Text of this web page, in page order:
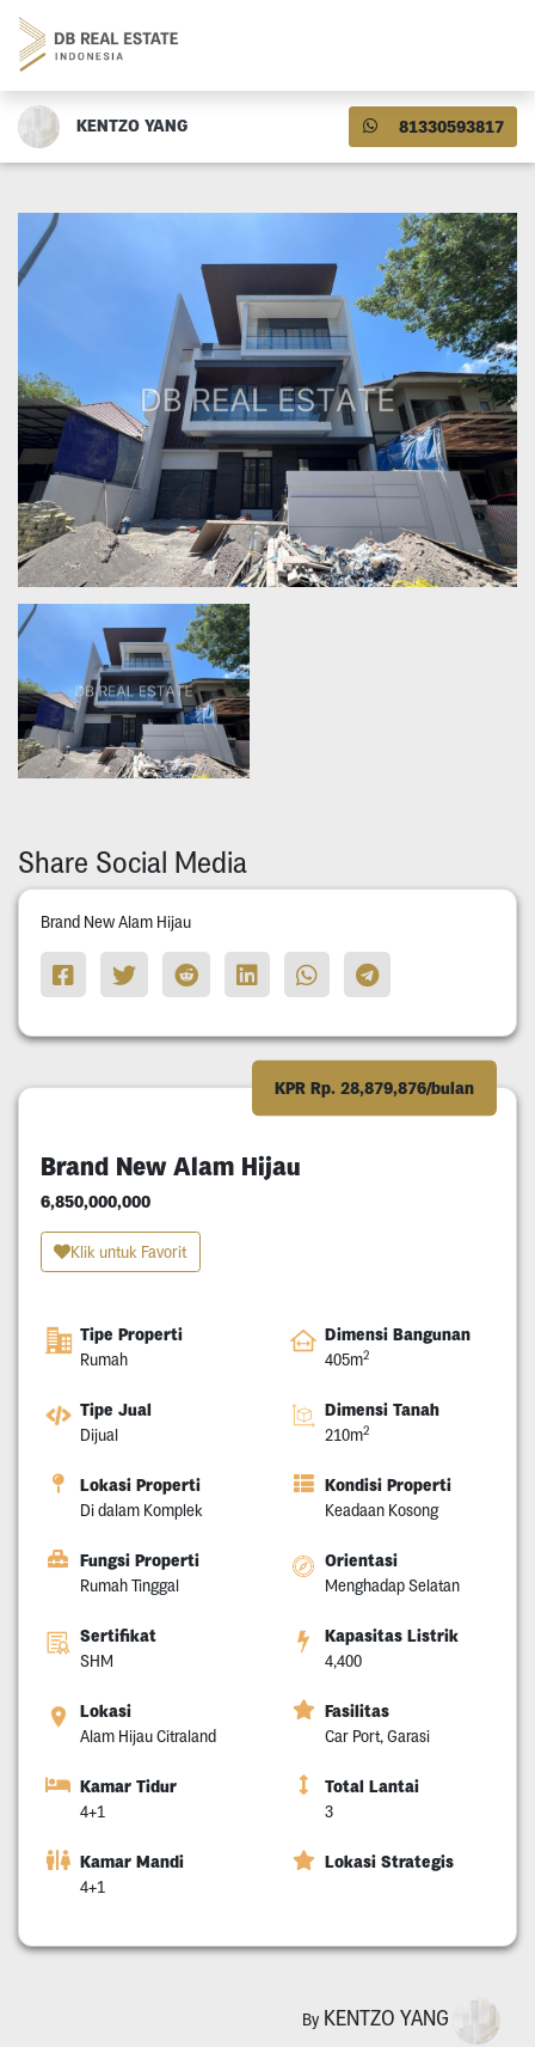
KENTZO YANG 81330593817
Share Social Media
Brand New Alam Hijau
KPR Rp. 28,879,876/bulan
Brand New Alam Hijau
6,850,000,000
Klik untuk Favorit
Tipe Properti
Rumah
Dimensi Bangunan
405m2
Tipe Jual
Dijual
Dimensi Tanah
210m2
Lokasi Properti
Di dalam Komplek
Kondisi Properti
Keadaan Kosong
Fungsi Properti
Rumah Tinggal
Orientasi
Menghadap Selatan
Sertifikat
SHM
Kapasitas Listrik
4,400
Lokasi
Alam Hijau Citraland
Fasilitas
Car Port, Garasi
Kamar Tidur
4+1
Total Lantai
3
Kamar Mandi
4+1
Lokasi Strategis
By KENTZO YANG